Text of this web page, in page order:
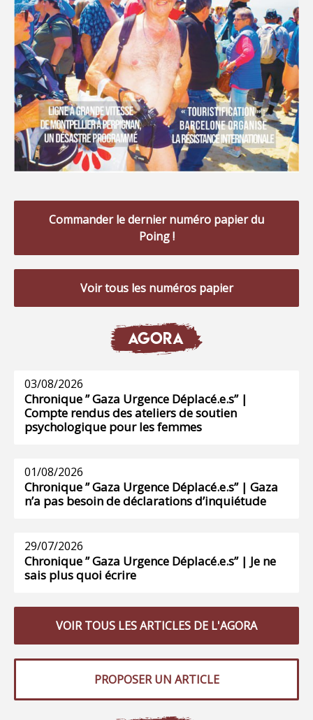
Commander le dernier numéro papier du
Poing !
Voir tous les numéros papier
AGORA
03/08/2026
Chronique ” Gaza Urgence Déplacé.e.s” |
Compte rendus des ateliers de soutien
psychologique pour les femmes
01/08/2026
Chronique ” Gaza Urgence Déplacé.e.s” | Gaza
n’a pas besoin de déclarations d’inquiétude
29/07/2026
Chronique ” Gaza Urgence Déplacé.e.s” | Je ne
sais plus quoi écrire
VOIR TOUS LES ARTICLES DE L'AGORA
PROPOSER UN ARTICLE